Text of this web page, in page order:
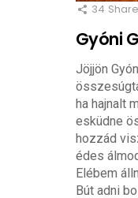
34
Gyóni
Jöjjön
ha hajnalt
esküdne
hozzád
édes
Elébem
Bút adni